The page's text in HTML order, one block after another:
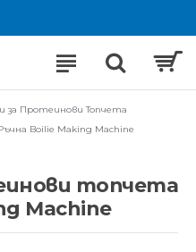
за Протеинови Топчета
Boilie Making Machine
топчета
Machine